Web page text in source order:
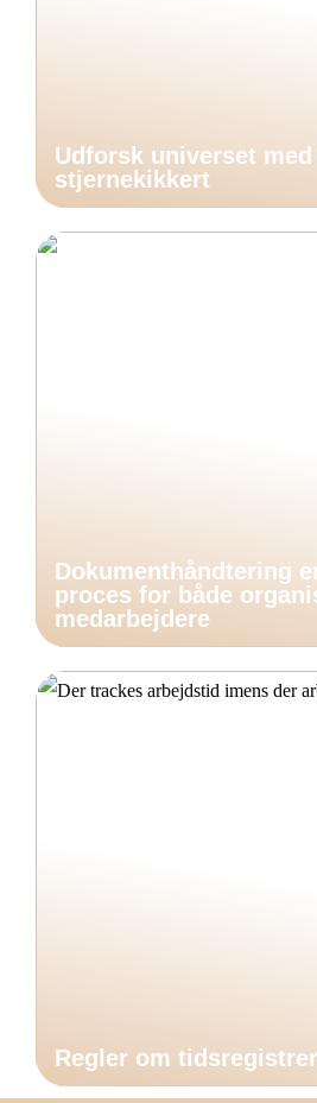
Udforsk universet med
stjernekikkert
Dokumenthåndtering
proces for både
medarbejdere
Regler om